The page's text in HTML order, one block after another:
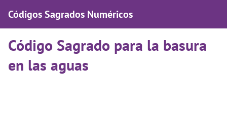
Códigos Sagrados Numéricos
Código Sagrado para la basura
en las aguas